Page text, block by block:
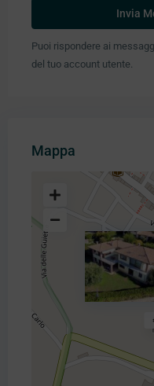
Puoi rispondere ai
del tuo account utente.
Mappa